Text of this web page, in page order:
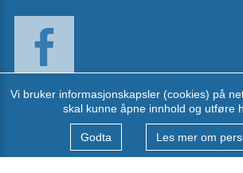
Vi bruker informasjonskapsler (cookies) på
skal kunne åpne innhold og utføre
Godta Les mer om